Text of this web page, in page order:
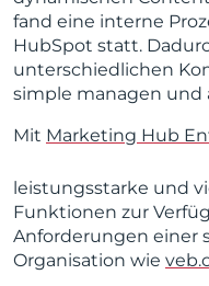
fand eine interne
HubSpot statt.
unterschiedlichen
simple managen und
Mit Marketing Hub
leistungsstarke und
Funktionen zur
Anforderungen einer
Organisation wie